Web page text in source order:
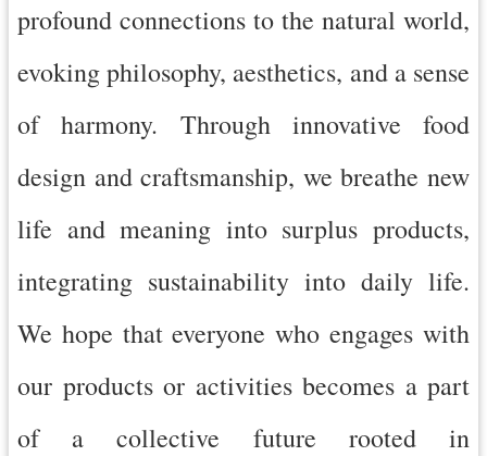
園
政
私
政
站
全
profound connections to the natural world,
evoking philosophy, aesthetics, and a sense
of harmony. Through innovative food
design and craftsmanship, we breathe new
life and meaning into surplus products,
integrating sustainability into daily life.
We hope that everyone who engages with
our products or activities becomes a part
of a collective future rooted in